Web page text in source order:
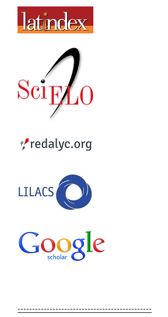
----------------------------------------------